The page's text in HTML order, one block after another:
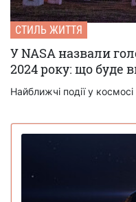
СТИЛЬ ЖИТТЯ
У NASA назвали
2024 року: що буде
Найближчі події у космосі